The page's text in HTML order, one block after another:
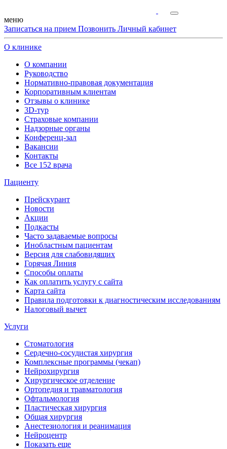
меню
Записаться на прием Позвонить Личный кабинет
О клинике
О компании
Руководство
Нормативно-правовая документация
Корпоративным клиентам
Отзывы о клинике
3D-тур
Страховые компании
Надзорные органы
Конференц-зал
Вакансии
Контакты
Все 152 врача
Пациенту
Прейскурант
Новости
Акции
Подкасты
Часто задаваемые вопросы
Инобластным пациентам
Версия для слабовидящих
Горячая Линия
Способы оплаты
Как оплатить услугу с сайта
Карта сайта
Правила подготовки к диагностическим исследованиям
Налоговый вычет
Услуги
Стоматология
Сердечно-сосудистая хирургия
Комплексные программы (чекап)
Нейрохирургия
Хирургическое отделение
Ортопедия и травматология
Офтальмология
Пластическая хирургия
Общая хирургия
Анестезиология и реанимация
Нейроцентр
Показать еще